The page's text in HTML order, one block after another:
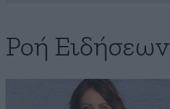
Ροή Ειδήσεων